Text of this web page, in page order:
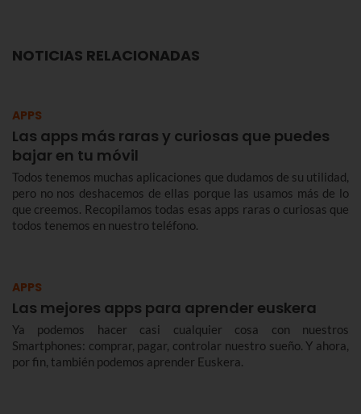
NOTICIAS RELACIONADAS
APPS
Las apps más raras y curiosas que puedes
bajar en tu móvil
Todos tenemos muchas aplicaciones que dudamos de su utilidad,
pero no nos deshacemos de ellas porque las usamos más de lo
que creemos. Recopilamos todas esas apps raras o curiosas que
todos tenemos en nuestro teléfono.
APPS
Las mejores apps para aprender euskera
Ya podemos hacer casi cualquier cosa con nuestros
Smartphones: comprar, pagar, controlar nuestro sueño. Y ahora,
por fin, también podemos aprender Euskera.